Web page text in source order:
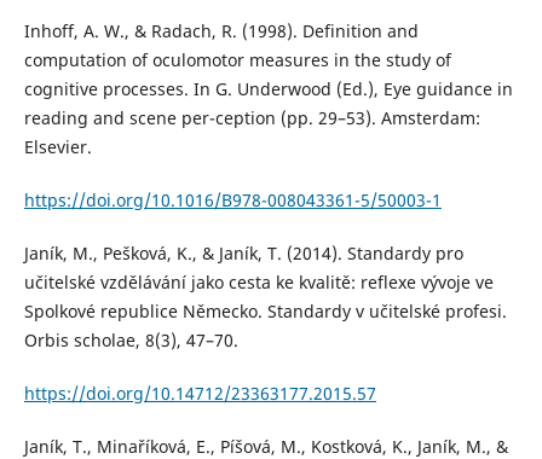
Inhoff, A. W., & Radach, R. (1998). Definition and
computation of oculomotor measures in the study of
cognitive processes. In G. Underwood (Ed.), Eye guidance in
reading and scene per-ception (pp. 29–53). Amsterdam:
Elsevier.
https://doi.org/10.1016/B978-008043361-5/50003-1
Janík, M., Pešková, K., & Janík, T. (2014). Standardy pro
učitelské vzdělávání jako cesta ke kvalitě: reflexe vývoje ve
Spolkové republice Německo. Standardy v učitelské profesi.
Orbis scholae, 8(3), 47–70.
https://doi.org/10.14712/23363177.2015.57
Janík, T., Minaříková, E., Píšová, M., Kostková, K., Janík, M., &